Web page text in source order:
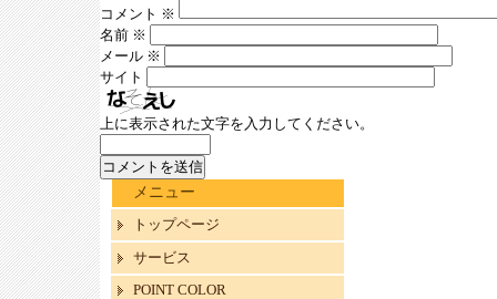
コメント ※
名前 ※
メール ※
サイト
上に表示された文字を入力してください。
メニュー
トップページ
サービス
POINT COLOR